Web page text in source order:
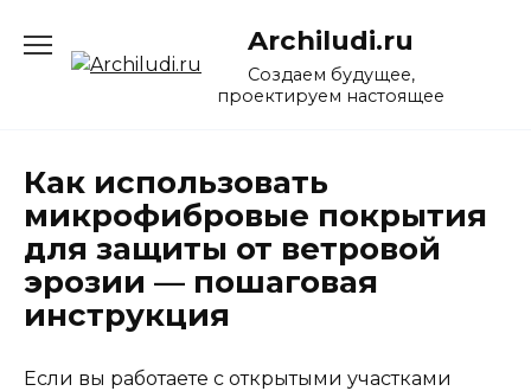
содержанию
Archiludi.ru
Создаем будущее,
проектируем настоящее
Как использовать
микрофибровые покрытия
для защиты от ветровой
эрозии — пошаговая
инструкция
Если вы работаете с открытыми участками